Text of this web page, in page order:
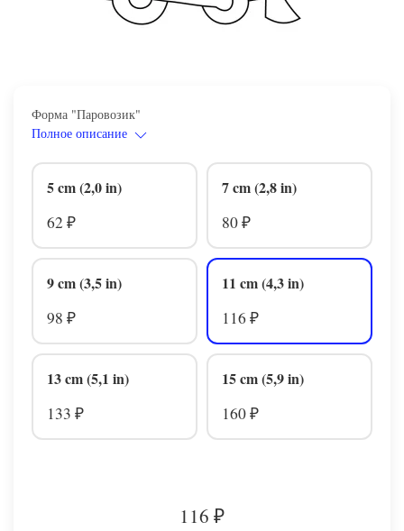
Форма "Паровозик"
Полное описание
5 cm (2,0 in)
62 ₽
7 cm (2,8 in)
80 ₽
9 cm (3,5 in)
98 ₽
11 cm (4,3 in)
116 ₽
13 cm (5,1 in)
133 ₽
15 cm (5,9 in)
160 ₽
116 ₽